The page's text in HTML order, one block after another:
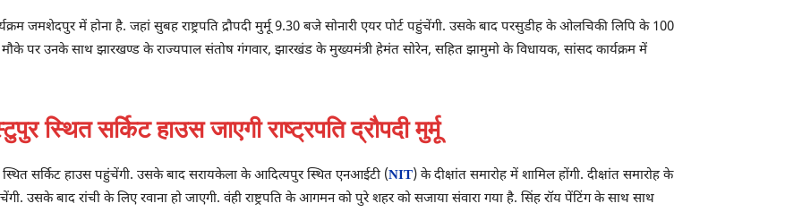
जमशेदपुर में होना है. जहां सुबह राष्ट्रपति द्रौपदी मुर्मू 9.30 बजे सोनारी एयर पोर्ट पहुंचेंगी. उसके बाद परसुडीह के ओलचिकी लिपि के 100
पर उनके साथ झारखण्ड के राज्यपाल संतोष गंगवार, झारखंड के मुख्यमंत्री हेमंत सोरेन, सहित झामुमो के विधायक, सांसद कार्यक्रम में
स्थित सर्किट हाउस जाएगी राष्ट्रपति द्रौपदी मुर्मू
स्थित सर्किट हाउस पहुंचेंगी. उसके बाद सरायकेला के आदित्यपुर स्थित एनआईटी (NIT) के दीक्षांत समारोह में शामिल होंगी. दीक्षांत समारोह के
उसके बाद रांची के लिए रवाना हो जाएगी. वंही राष्ट्रपति के आगमन को पुरे शहर को सजाया संवारा गया है. सिंह रॉय पेंटिंग के साथ साथ